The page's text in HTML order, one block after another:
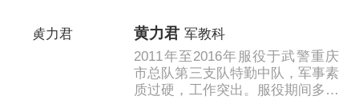
黄力君 军教科
2011年至2016年服役于武警重庆
市总队第三支队特勤中队，军事素
质过硬，工作突出。服役期间多次